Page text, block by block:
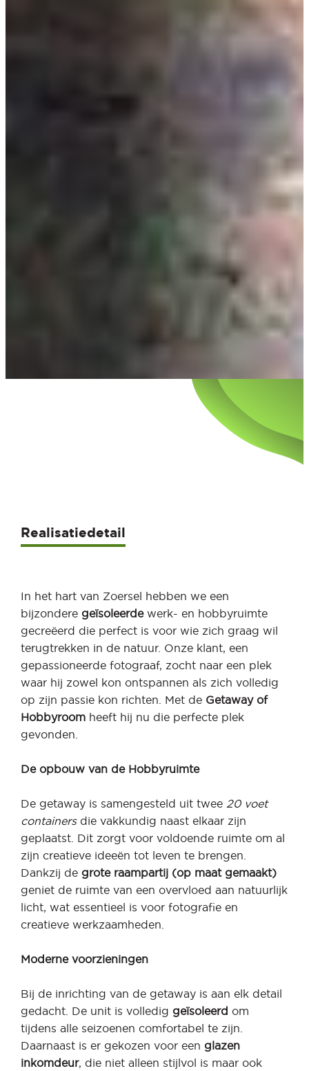
Realisatiedetail
In het hart van Zoersel hebben we een
bijzondere geïsoleerdewerk- en hobbyruimte
gecreëerd die perfect is voor wie zich graag wil
terugtrekken in de natuur. Onze klant, een
gepassioneerde fotograaf, zocht naar een plek
waar hij zowel kon ontspannen als zich volledig
op zijn passie kon richten. Met de Getaway of
Hobbyroom heeft hij nu die perfecte plek
gevonden.
De opbouw van de Hobbyruimte
De getaway is samengesteld uit twee20 voet
containersdie vakkundig naast elkaar zijn
geplaatst. Dit zorgt voor voldoende ruimte om al
zijn creatieve ideeën tot leven te brengen.
Dankzij de grote raampartij (op maat gemaakt)
geniet de ruimte van een overvloed aan natuurlijk
licht, wat essentieel is voor fotografie en
creatieve werkzaamheden.
Moderne voorzieningen
Bij de inrichting van de getaway is aan elk detail
gedacht. De unit is volledig geïsoleerd om
tijdens alle seizoenen comfortabel te zijn.
Daarnaast is er gekozen voor een glazen
inkomdeur, die niet alleen stijlvol is maar ook